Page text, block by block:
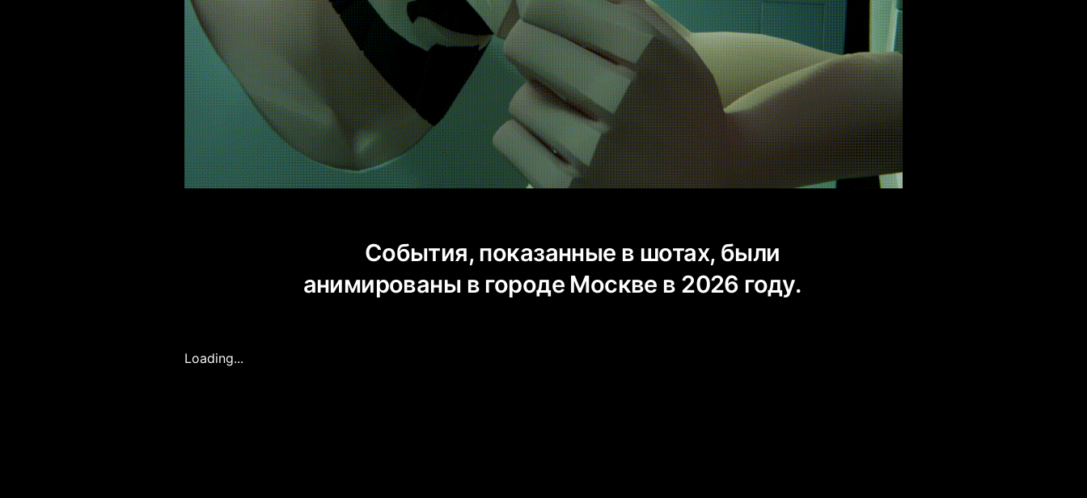
События, показанные в шотах, были
анимированы в городе Москве в 2026 году.
Loading...